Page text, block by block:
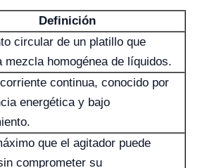
Definición
circular de un platillo que
mezcla homogénea de líquidos.
continua, conocido por
energética y bajo
que el agitador puede
comprometer su